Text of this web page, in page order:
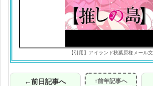
【引用】アイランド秋葉原様メール文
←前日記事へ ↑前年記事へ